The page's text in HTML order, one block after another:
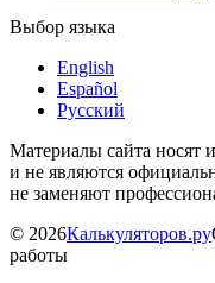
Выбор языка
English
Español
Русский
Материалы сайта носят
и не являются
не заменяют
© 2026Калькуляторов.ру
работы